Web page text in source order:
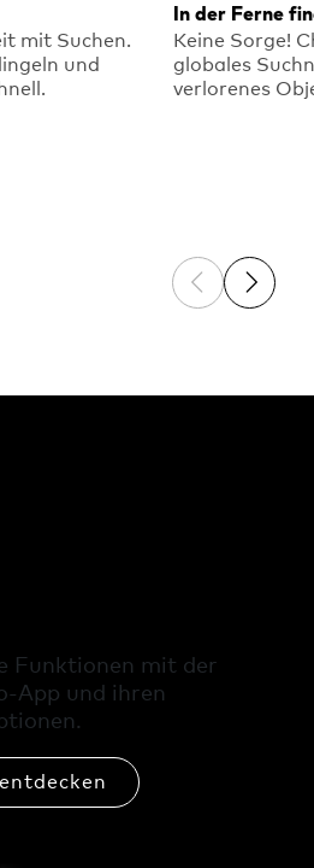
mit Suchen.
und
In der Ferne
Keine Sorge!
globales
verlorenes
Previous
Next
Funktionen mit der
App und ihren